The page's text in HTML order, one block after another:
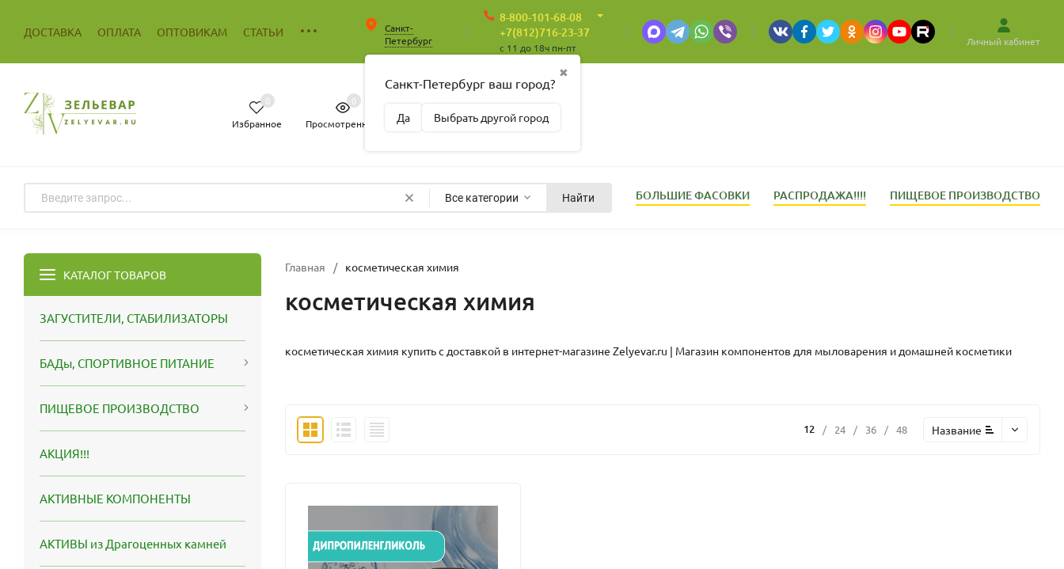
ДОСТАВКА ОПЛАТА ОПТОВИКАМ СТАТЬИ
Санкт-
Петербург
✖
Санкт-Петербург ваш город?
Да Выбрать другой город
8-800-101-68-08
+7(812)716-23-37
c 11 до 18ч пн-пт
Личный кабинет
Избранное
0
Просмотренные
0
Пусто
Все категории Найти БОЛЬШИЕ ФАСОВКИ РАСПРОДАЖА!!!! ПИЩЕВОЕ ПРОИЗВОДСТВО
КАТАЛОГ ТОВАРОВ
ЗАГУСТИТЕЛИ, СТАБИЛИЗАТОРЫ
БАДы, СПОРТИВНОЕ ПИТАНИЕ
ПИЩЕВОЕ ПРОИЗВОДСТВО
АКЦИЯ!!!
АКТИВНЫЕ КОМПОНЕНТЫ
АКТИВЫ из Драгоценных камней
Главная / косметическая химия
косметическая химия
косметическая химия купить с доставкой в интернет-магазине Zelyevar.ru | Магазин компонентов для мыловарения и домашней косметики
12 / 24 / 36 / 48 Название